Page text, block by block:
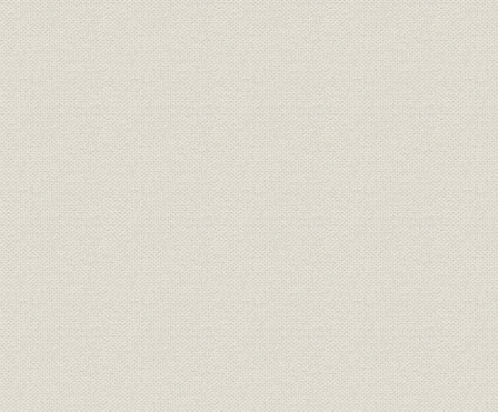
第四節 海外への進出
海外進出の背景
あいつぐ支店開設
布哇住友銀行とシアトル住友銀行
加州住友銀行の設立
第二章 激動の時代と躍進
第一節 反動恐慌
昭和恐慌にいたる金融環境
多額の償却と増資の実施